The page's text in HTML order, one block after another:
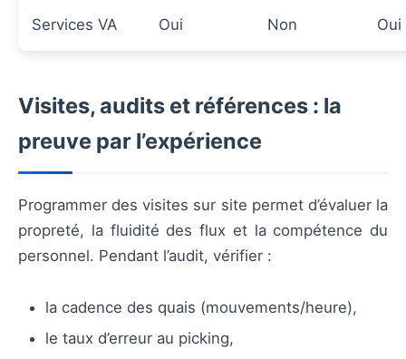
Services VA Oui Non Oui
Visites, audits et références : la
preuve par l’expérience
Programmer des visites sur site permet d’évaluer la
propreté, la fluidité des flux et la compétence du
personnel. Pendant l’audit, vérifier :
la cadence des quais (mouvements/heure),
le taux d’erreur au picking,